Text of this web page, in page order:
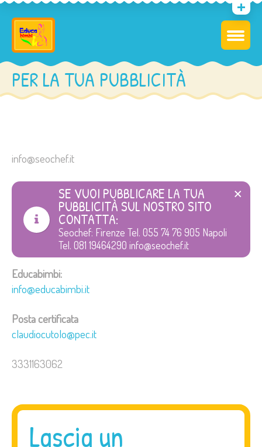
PER LA TUA PUBBLICITÀ
info@seochef.it
SE VUOI PUBBLICARE LA TUA
PUBBLICITÀ SUL NOSTRO SITO
CONTATTA:
Seochef: Firenze Tel. 055 74 76 905 Napoli
Tel. 081 19464290 info@seochef.it
Educabimbi:
info@educabimbi.it
Posta certificata
claudiocutolo@pec.it
3331163062
Lascia un